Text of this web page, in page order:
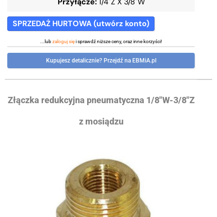
SPRZEDAŻ HURTOWA (utwórz konto)
...lubzaloguj sięi sprawdź niższe ceny, oraz inne korzyści!
Kupujesz detalicznie? Przejdź na EBMiA.pl
Złączka redukcyjna pneumatyczna 1/8″W-3/8″Z
z mosiądzu